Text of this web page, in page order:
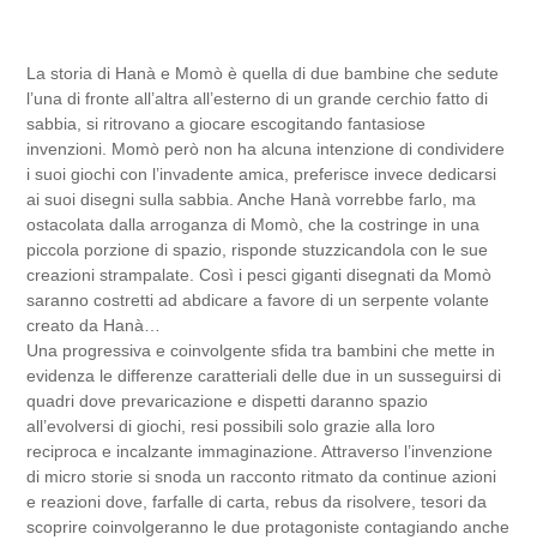
La storia di Hanà e Momò è quella di due bambine che sedute
l’una di fronte all’altra all’esterno di un grande cerchio fatto di
sabbia, si ritrovano a giocare escogitando fantasiose
invenzioni. Momò però non ha alcuna intenzione di condividere
i suoi giochi con l’invadente amica, preferisce invece dedicarsi
ai suoi disegni sulla sabbia. Anche Hanà vorrebbe farlo, ma
ostacolata dalla arroganza di Momò, che la costringe in una
piccola porzione di spazio, risponde stuzzicandola con le sue
creazioni strampalate. Così i pesci giganti disegnati da Momò
saranno costretti ad abdicare a favore di un serpente volante
creato da Hanà…
Una progressiva e coinvolgente sfida tra bambini che mette in
evidenza le differenze caratteriali delle due in un susseguirsi di
quadri dove prevaricazione e dispetti daranno spazio
all’evolversi di giochi, resi possibili solo grazie alla loro
reciproca e incalzante immaginazione. Attraverso l’invenzione
di micro storie si snoda un racconto ritmato da continue azioni
e reazioni dove, farfalle di carta, rebus da risolvere, tesori da
scoprire coinvolgeranno le due protagoniste contagiando anche